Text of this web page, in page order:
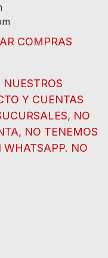
COMPRAS
Y CUENTAS
NO
NO TENEMOS
WHATSAPP. NO